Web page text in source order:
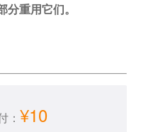
重用它们。
： ¥10